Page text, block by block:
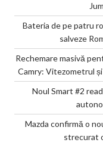
Bateria de pe patru
salveze
Rechemare masivă
Camry: Vitezometrul
Noul Smart #2
Mazda confirmă o
strecurat